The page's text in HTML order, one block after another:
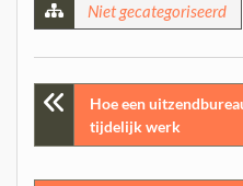
Niet gecategoriseerd
Post
navigation
Hoe een
tijdelijk werk